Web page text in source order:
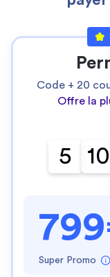
Code + 20
Offre la
5 10
Super Promo